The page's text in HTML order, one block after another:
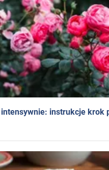
instrukcje krok